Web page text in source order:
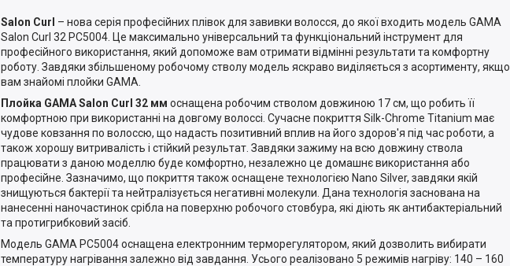
Salon Curl – нова серія професійних плівок для завивки волосся, до якої входить модель GAMA
Salon Curl 32 PC5004. Це максимально універсальний та функціональний інструмент для
професійного використання, який допоможе вам отримати відмінні результати та комфортну
роботу. Завдяки збільшеному робочому стволу модель яскраво виділяється з асортименту, якщо
вам знайомі плойки GAMA.
Плойка GAMA Salon Curl 32 мм оснащена робочим стволом довжиною 17 см, що робить її
комфортною при використанні на довгому волоссі. Сучасне покриття Silk-Chrome Titanium має
чудове ковзання по волоссю, що надасть позитивний вплив на його здоров'я під час роботи, а
також хорошу витривалість і стійкий результат. Завдяки зажиму на всю довжину ствола
працювати з даною моделлю буде комфортно, незалежно це домашнє використання або
професійне. Зазначимо, що покриття також оснащене технологією Nano Silver, завдяки якій
знищуються бактерії та нейтралізується негативні молекули. Дана технологія заснована на
нанесенні наночастинок срібла на поверхню робочого стовбура, які діють як антибактеріальний
та протигрибковий засіб.
Модель GAMA PC5004 оснащена електронним терморегулятором, який дозволить вибирати
температуру нагрівання залежно від завдання. Усього реалізовано 5 режимів нагріву: 140 – 160